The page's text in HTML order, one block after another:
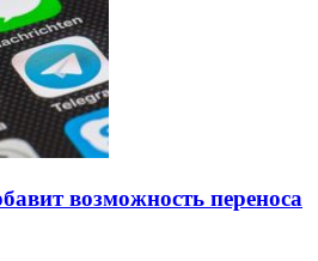
возможность переноса